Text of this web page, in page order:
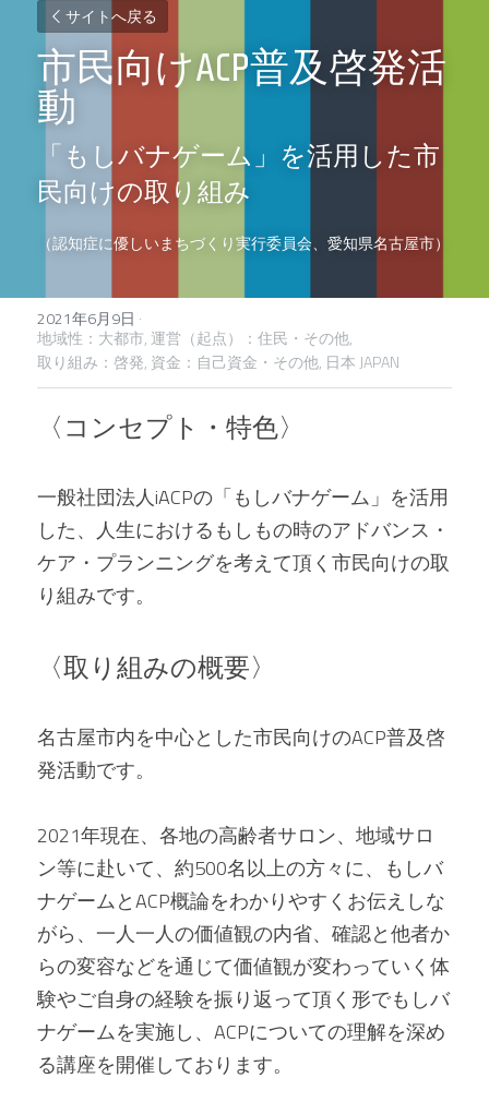
サイトへ戻る
市民向けACP普及啓発活
動
「もしバナゲーム」を活用した市
民向けの取り組み
（認知症に優しいまちづくり実行委員会、愛知県名古屋市）
2021年6月9日 ·
地域性：大都市, 運営（起点）：住民・その他,
取り組み：啓発, 資金：自己資金・その他, 日本 JAPAN
〈コンセプト・特色〉
一般社団法人iACPの「もしバナゲーム」を活用
した、人生におけるもしもの時のアドバンス・
ケア・プランニングを考えて頂く市民向けの取
り組みです。
〈取り組みの概要〉
名古屋市内を中心とした市民向けのACP普及啓
発活動です。
2021年現在、各地の高齢者サロン、地域サロ
ン等に赴いて、約500名以上の方々に、もしバ
ナゲームとACP概論をわかりやすくお伝えしな
がら、一人一人の価値観の内省、確認と他者か
らの変容などを通じて価値観が変わっていく体
験やご自身の経験を振り返って頂く形でもしバ
ナゲームを実施し、ACPについての理解を深め
る講座を開催しております。